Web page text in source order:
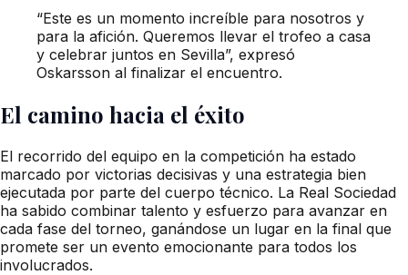
“Este es un momento increíble para nosotros y
para la afición. Queremos llevar el trofeo a casa
y celebrar juntos en Sevilla”, expresó
Oskarsson al finalizar el encuentro.
El camino hacia el éxito
El recorrido del equipo en la competición ha estado
marcado por victorias decisivas y una estrategia bien
ejecutada por parte del cuerpo técnico. La Real Sociedad
ha sabido combinar talento y esfuerzo para avanzar en
cada fase del torneo, ganándose un lugar en la final que
promete ser un evento emocionante para todos los
involucrados.